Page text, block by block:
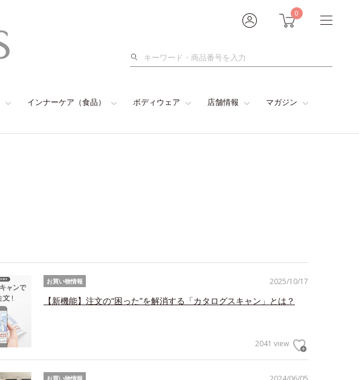
0
検
インナーケア（食品） ボディウェア 店舗情報 マガジン
2025/10/17
お買い物情報
【新機能】注文の“困った”を解消する「カタログスキャン」とは？
2041 view
お買い物情報